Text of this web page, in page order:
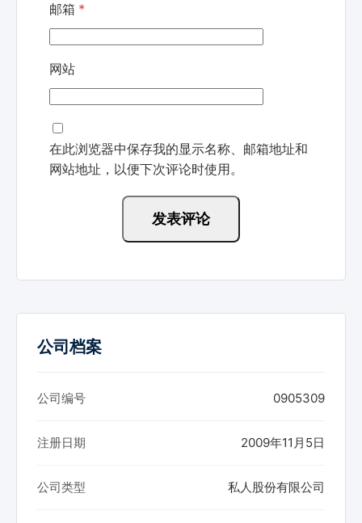
邮箱 *
网站
在此浏览器中保存我的显示名称、邮箱地址和
网站地址，以便下次评论时使用。
公司档案
公司编号 0905309
注册日期 2009年11月5日
公司类型 私人股份有限公司